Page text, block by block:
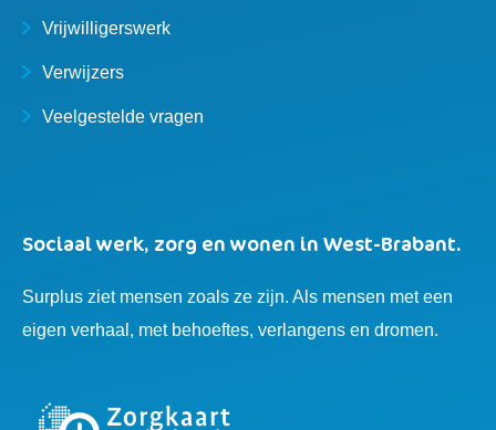
Vrijwilligerswerk
Verwijzers
Veelgestelde vragen
Sociaal werk, zorg en wonen in West-Brabant.
Surplus ziet mensen zoals ze zijn. Als mensen met een
eigen verhaal, met behoeftes, verlangens en dromen.